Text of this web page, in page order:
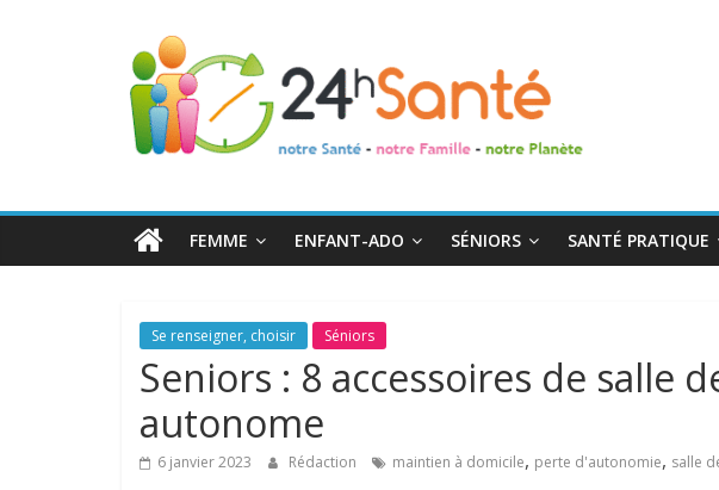
24h
Santé
toute
FEMME ENFANT-ADO SÉNIORS SANTÉ PRATIQUE
Se renseigner, choisir Séniors
Seniors : 8 accessoires de salle
autonome
6 janvier 2023 Rédaction maintien à domicile, perte d'autonomie, salle